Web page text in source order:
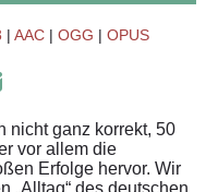
| AAC | OGG | OPUS
nicht ganz korrekt, 50
vor allem die
Erfolge hervor. Wir
„Alltag“ des deutschen